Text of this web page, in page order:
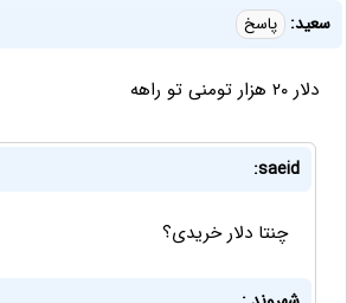
سعید: پاسخ
دلار ۲۰ هزار تومنی تو راهه
saeid:
چنتا دلار خریدی؟